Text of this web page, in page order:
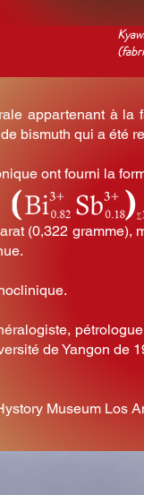
appartenant à
bismuth qui a été
ont fourni la
(0,322 gramme),
de Yangon de
Museum Los